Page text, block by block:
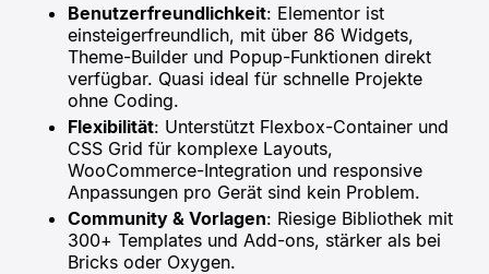
Benutzerfreundlichkeit: Elementor ist
einsteigerfreundlich, mit über 86 Widgets,
Theme-Builder und Popup-Funktionen direkt
verfügbar. Quasi ideal für schnelle Projekte
ohne Coding.
Flexibilität: Unterstützt Flexbox-Container und
CSS Grid für komplexe Layouts,
WooCommerce-Integration und responsive
Anpassungen pro Gerät sind kein Problem.
Community & Vorlagen: Riesige Bibliothek mit
300+ Templates und Add-ons, stärker als bei
Bricks oder Oxygen.